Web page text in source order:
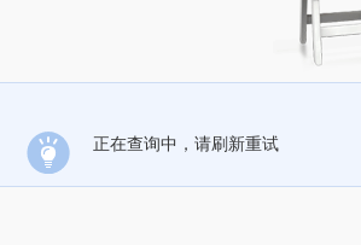
正在查询中，请刷新重试